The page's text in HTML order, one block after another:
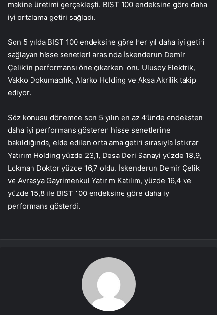
makine üretimi gerçekleşti. BIST 100 endeksine göre daha
iyi ortalama getiri sağladı.
Son 5 yılda BIST 100 endeksine göre her yıl daha iyi getiri
sağlayan hisse senetleri arasında İskenderun Demir
Çelik’in performansı öne çıkarken, onu Ulusoy Elektrik,
Vakko Dokumacılık, Alarko Holding ve Aksa Akrilik takip
ediyor.
Söz konusu dönemde son 5 yılın en az 4’ünde endeksten
daha iyi performans gösteren hisse senetlerine
bakıldığında, elde edilen ortalama getiri sırasıyla İstikrar
Yatırım Holding yüzde 23,1, Desa Deri Sanayi yüzde 18,9,
Lokman Doktor yüzde 16,7 oldu. İskenderun Demir Çelik
ve Avrasya Gayrimenkul Yatırım Katılım, yüzde 16,4 ve
yüzde 15,8 ile BIST 100 endeksine göre daha iyi
performans gösterdi.